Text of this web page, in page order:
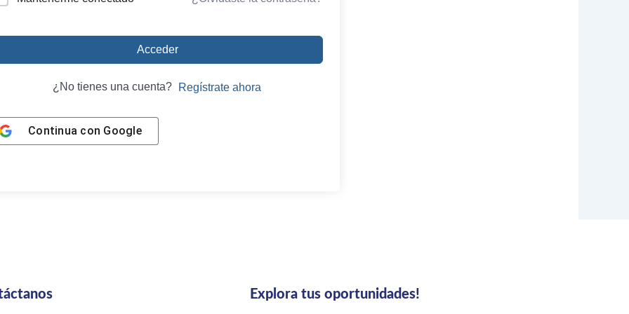
Acceder
¿No tienes una cuenta? Regístrate ahora
Continua con Google
Explora tus oportunidades!